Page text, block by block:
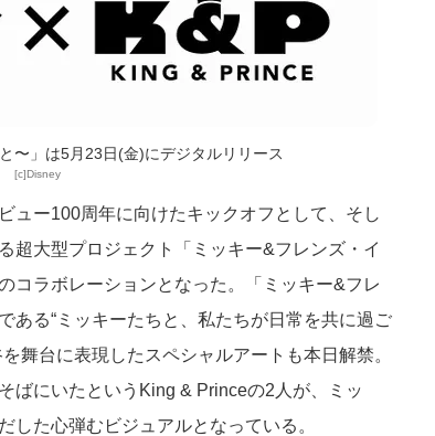
〜」は5月23日(金)にデジタルリリース
[c]Disney
ュー100周年に向けたキックオフとして、そし
超大型プロジェクト「ミッキー&フレンズ・イ
コラボレーションとなった。「ミッキー&フレ
ある“ミッキーたちと、私たちが日常を共に過ご
舞台に表現したスペシャルアートも本日解禁。
ばにいたというKing & Princeの2人が、ミッ
した心弾むビジュアルとなっている。